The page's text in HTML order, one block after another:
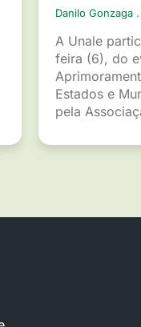
Danilo Gonzaga
A Unale
feira (6), do
Estados e
pela